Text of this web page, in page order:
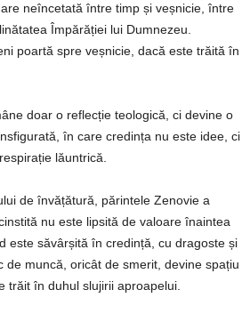
neîncetată între timp și veșnicie, între
Împărăției lui Dumnezeu.
poartă spre veșnicie, dacă este trăită în
doar o reflecție teologică, ci devine o
în care credința nu este idee, ci
lăuntrică.
de învățătură, părintele Zenovie a
nu este lipsită de valoare înaintea
este săvârșită în credință, cu dragoste și
de muncă, oricât de smerit, devine spațiu
trăit în duhul slujirii aproapelui.